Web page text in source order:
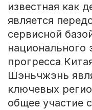
известная как
является
сервисной
национального
прогресса
Шэньчжэнь
ключевых
общее участие